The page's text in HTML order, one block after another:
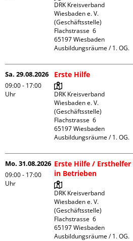
DRK Kreisverband
Wiesbaden e. V.
(Geschäftsstelle)
Flachstrasse  6
65197 Wiesbaden
Ausbildungsräume / 1. OG.
Sa. 29.08.2026
09:00 - 17:00
Uhr
Erste Hilfe
DRK Kreisverband
Wiesbaden e. V.
(Geschäftsstelle)
Flachstrasse  6
65197 Wiesbaden
Ausbildungsräume / 1. OG.
Mo. 31.08.2026
09:00 - 17:00
Uhr
Erste Hilfe / Ersthelfer
in Betrieben
DRK Kreisverband
Wiesbaden e. V.
(Geschäftsstelle)
Flachstrasse  6
65197 Wiesbaden
Ausbildungsräume / 1. OG.